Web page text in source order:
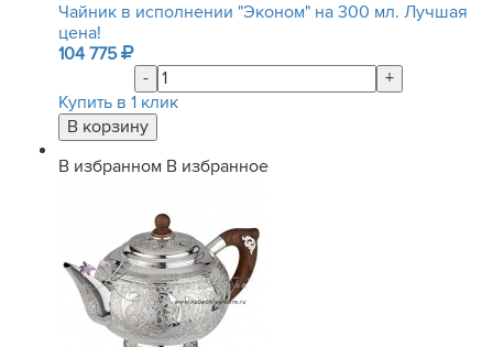
Чайник в исполнении "Эконом" на 300 мл. Лучшая
цена!
104 775
-
+
Купить в 1 клик
В избранном В избранное